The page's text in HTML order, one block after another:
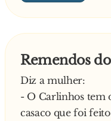
Remendos
Diz a mulher:
- O Carlinhos tem
casaco que foi